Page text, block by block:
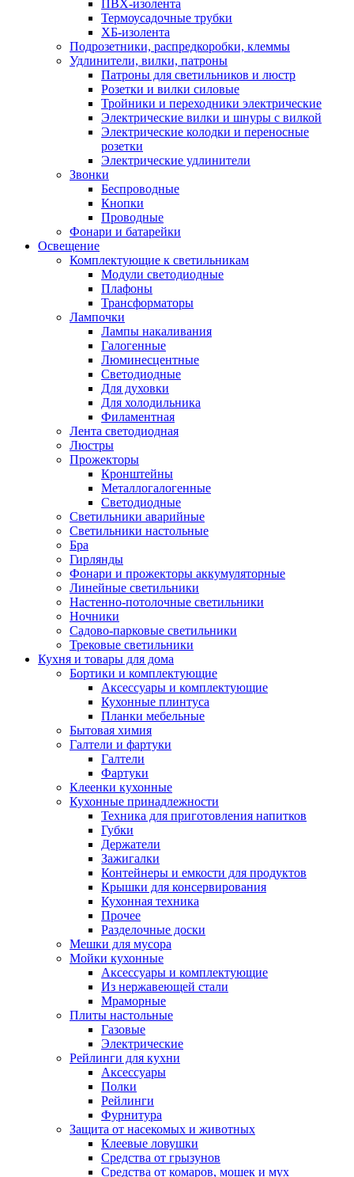
ПВХ-изолента
Термоусадочные трубки
ХБ-изолента
Подрозетники, распредкоробки, клеммы
Удлинители, вилки, патроны
Патроны для светильников и люстр
Розетки и вилки силовые
Тройники и переходники электрические
Электрические вилки и шнуры с вилкой
Электрические колодки и переносные
розетки
Электрические удлинители
Звонки
Беспроводные
Кнопки
Проводные
Фонари и батарейки
Освещение
Комплектующие к светильникам
Модули светодиодные
Плафоны
Трансформаторы
Лампочки
Лампы накаливания
Галогенные
Люминесцентные
Светодиодные
Для духовки
Для холодильника
Филаментная
Лента светодиодная
Люстры
Прожекторы
Кронштейны
Металлогалогенные
Светодиодные
Светильники аварийные
Светильники настольные
Бра
Гирлянды
Фонари и прожекторы аккумуляторные
Линейные светильники
Настенно-потолочные светильники
Ночники
Садово-парковые светильники
Трековые светильники
Кухня и товары для дома
Бортики и комплектующие
Аксессуары и комплектующие
Кухонные плинтуса
Планки мебельные
Бытовая химия
Галтели и фартуки
Галтели
Фартуки
Клеенки кухонные
Кухонные принадлежности
Техника для приготовления напитков
Губки
Держатели
Зажигалки
Контейнеры и емкости для продуктов
Крышки для консервирования
Кухонная техника
Прочее
Разделочные доски
Мешки для мусора
Мойки кухонные
Аксессуары и комплектующие
Из нержавеющей стали
Мраморные
Плиты настольные
Газовые
Электрические
Рейлинги для кухни
Аксессуары
Полки
Рейлинги
Фурнитура
Защита от насекомых и животных
Клеевые ловушки
Средства от грызунов
Средства от комаров, мошек и мух